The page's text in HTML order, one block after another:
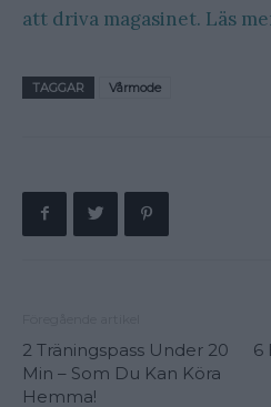
att driva magasinet. Läs
TAGGAR Vårmode
2 Träningspass Under 20
Min – Som Du Kan Köra
Hemma!
6